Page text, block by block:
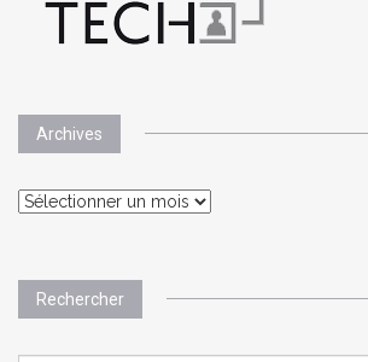
Archives
Archives
Rechercher